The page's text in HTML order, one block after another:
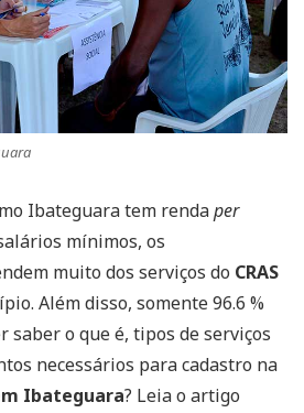
Ibateguara tem rendaper
mínimos, os
muito dos serviços do CRAS
Além disso, somente 96.6 %
saber o que é, tipos de serviços
necessários para cadastro na
Ibateguara? Leia o artigo